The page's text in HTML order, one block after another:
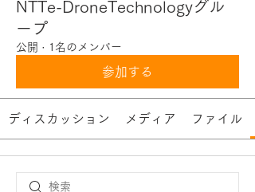
NTTe-DroneTechnologyグル
ープ
公開 · 1名のメンバー
参加する
ディスカッション メディア ファイル